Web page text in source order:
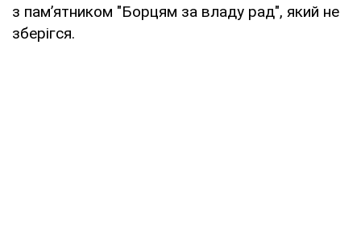
з пам’ятником "Борцям за владу рад", який не
зберігся.